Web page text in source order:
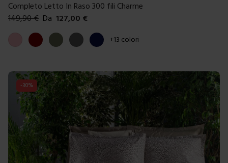
Completo Letto In Raso 300 fili Charme
149,90€ Da 127,00 €
Colori disponibili
BordeauxVerde muschio
Grigio scuro
Blue scuro
+13 colori
-30%